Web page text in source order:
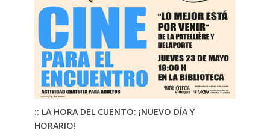
:: LA HORA DEL CUENTO: ¡NUEVO DÍA Y
HORARIO!